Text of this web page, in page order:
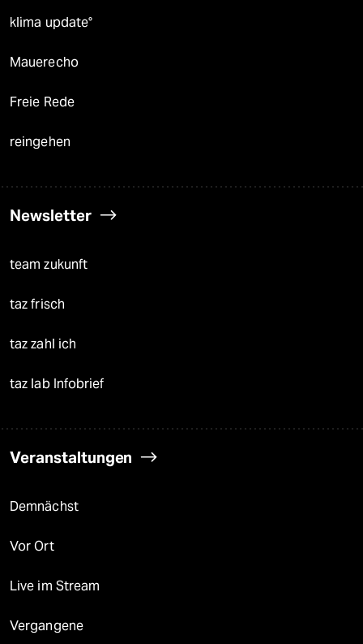
klima update°
Mauerecho
Freie Rede
reingehen
Newsletter
team zukunft
taz frisch
taz zahl ich
taz lab Infobrief
Veranstaltungen
Demnächst
Vor Ort
Live im Stream
Vergangene